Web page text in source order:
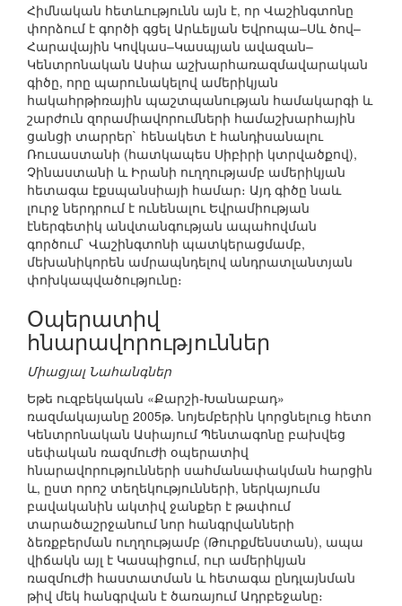
Հիմնական հետևությունն այն է, որ Վաշինգտոնը
փորձում է գործի գցել Արևելյան Եվրոպա–Սև ծով–
Հարավային Կովկաս–Կասպյան ավազան–
Կենտրոնական Ասիա աշխարհառազմավարական
գիծը, որը պարունակելով ամերիկյան
հակահրթիռային պաշտպանության համակարգի և
շարժուն զորամիավորումների համաշխարհային
ցանցի տարրեր` հենակետ է հանդիսանալու
Ռուսաստանի (հատկապես Սիբիրի կտրվածքով),
Չինաստանի և Իրանի ուղղությամբ ամերիկյան
հետագա էքսպանսիայի համար։ Այդ գիծը նաև
լուրջ ներդրում է ունենալու Եվրամիության
էներգետիկ անվտանգության ապահովման
գործում` Վաշինգտոնի պատկերացմամբ,
մեխանիկորեն ամրապնդելով անդրատլանտյան
փոխկապվածությունը։
Օպերատիվ
հնարավորություններ
Միացյալ Նահանգներ
Եթե ուզբեկական «Քարշի-Խանաբադ»
ռազմակայանը 2005թ. նոյեմբերին կորցնելուց հետո
Կենտրոնական Ասիայում Պենտագոնը բախվեց
սեփական ռազմուժի օպերատիվ
հնարավորությունների սահմանափակման հարցին
և, ըստ որոշ տեղեկությունների, ներկայումս
բավականին ակտիվ ջանքեր է թափում
տարածաշրջանում նոր հանգրվանների
ձեռքբերման ուղղությամբ (Թուրքմենստան), ապա
վիճակն այլ է Կասպիցում, ուր ամերիկյան
ռազմուժի հաստատման և հետագա ընդլայնման
թիվ մեկ հանգրվան է ծառայում Ադրբեջանը։